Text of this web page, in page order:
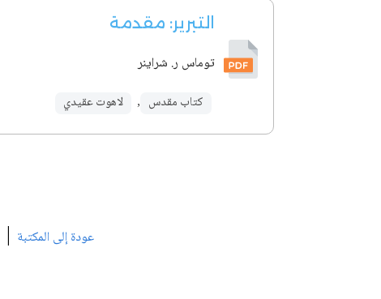
التبرير: مقدمة
توماس ر. شراينر
كتاب مقدس , لاهوت عقيدي
عودة إلى المكتبة |